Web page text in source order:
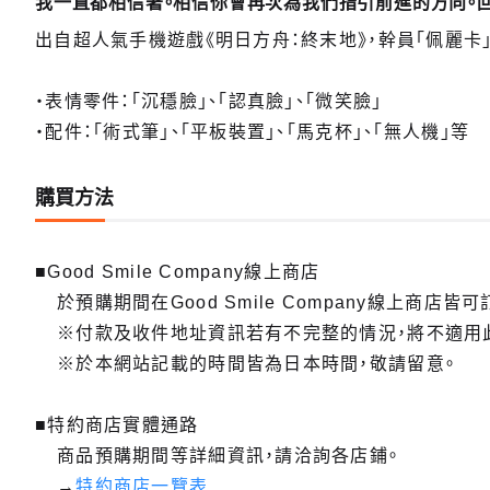
出自超人氣手機遊戲《明日方舟：終末地》，幹員「佩麗卡
・表情零件：「沉穩臉」、「認真臉」、「微笑臉」
・配件：「術式筆」、「平板裝置」、「馬克杯」、「無人機」等
購買方法
■Good Smile Company線上商店
於預購期間在Good Smile Company線上商店皆可訂
※付款及收件地址資訊若有不完整的情況，將不適用
※於本網站記載的時間皆為日本時間，敬請留意。
■特約商店實體通路
商品預購期間等詳細資訊，請洽詢各店鋪。